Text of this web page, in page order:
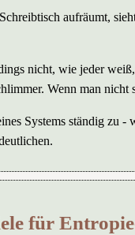
aufräumt,
nicht, wie jeder
Wenn man
Systems ständig zu
für